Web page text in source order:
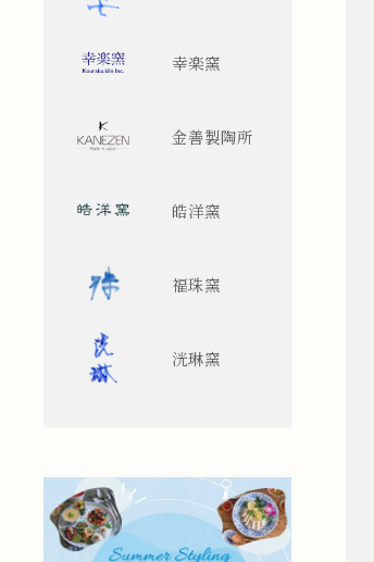
幸楽窯
金善製陶所
皓洋窯
福珠窯
洸琳窯